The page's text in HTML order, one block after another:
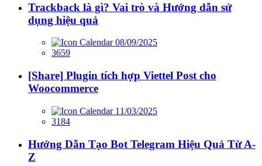
Trackback là gì? Vai trò và Hướng dẫn sử
dụng hiệu quả
08/09/2025
3659
[Share] Plugin tích hợp Viettel Post cho
Woocommerce
11/03/2025
3184
Hướng Dẫn Tạo Bot Telegram Hiệu Quả Từ A-
Z